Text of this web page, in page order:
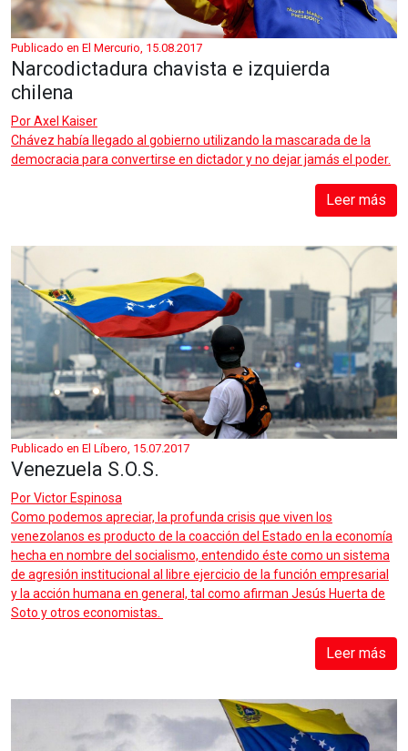
Publicado en El Mercurio, 15.08.2017
Narcodictadura chavista e izquierda
chilena
PorAxel Kaiser
Chávez había llegado al gobierno utilizando la mascarada de la
democracia para convertirse en dictador y no dejar jamás el poder.
Leer más
Publicado en El Líbero, 15.07.2017
Venezuela S.O.S.
PorVictor Espinosa
Como podemos apreciar, la profunda crisis que viven los
venezolanos es producto de la coacción del Estado en la economía
hecha en nombre del socialismo, entendido éste como un sistema
de agresión institucional al libre ejercicio de la función empresarial
y la acción humana en general, tal como afirman Jesús Huerta de
Soto y otros economistas.
Leer más